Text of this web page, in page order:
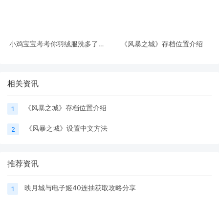
小鸡宝宝考考你羽绒服洗多了保
《风暴之城》存档位置介绍
相关资讯
1 《风暴之城》存档位置介绍
2 《风暴之城》设置中文方法
推荐资讯
1 映月城与电子姬40连抽获取攻略分享